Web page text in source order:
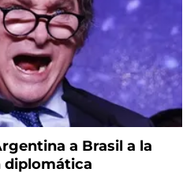
a Brasil a la
diplomática